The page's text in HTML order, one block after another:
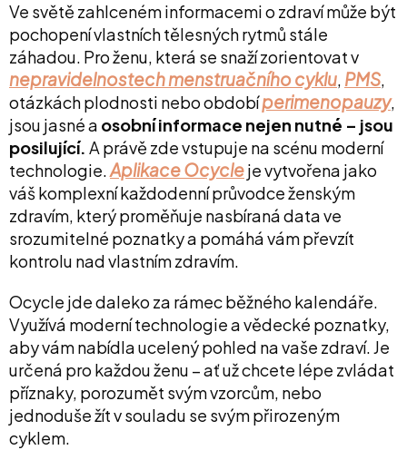
Ve světě zahlceném informacemi o zdraví může být
pochopení vlastních tělesných rytmů stále
záhadou. Pro ženu, která se snaží zorientovat v
nepravidelnostech menstruačního cyklu, PMS,
otázkách plodnosti nebo obdobíperimenopauzy,
jsou jasné a osobní informace nejen nutné – jsou
posilující. A právě zde vstupuje na scénu moderní
technologie.Aplikace Ocycleje vytvořena jako
váš komplexní každodenní průvodce ženským
zdravím, který proměňuje nasbíraná data ve
srozumitelné poznatky a pomáhá vám převzít
kontrolu nad vlastním zdravím.
Ocycle jde daleko za rámec běžného kalendáře.
Využívá moderní technologie a vědecké poznatky,
aby vám nabídla ucelený pohled na vaše zdraví. Je
určená pro každou ženu – ať už chcete lépe zvládat
příznaky, porozumět svým vzorcům, nebo
jednoduše žít v souladu se svým přirozeným
cyklem.